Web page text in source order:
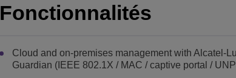
Fonctionnalités
Cloud and on-premises management with Alcatel-
Guardian (IEEE 802.1X / MAC / captive portal /